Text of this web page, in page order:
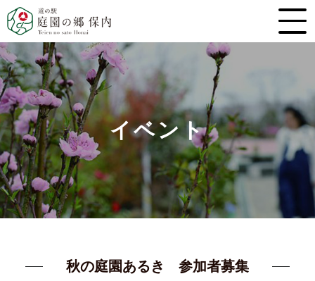
イベント
秋の庭園あるき 参加者募集